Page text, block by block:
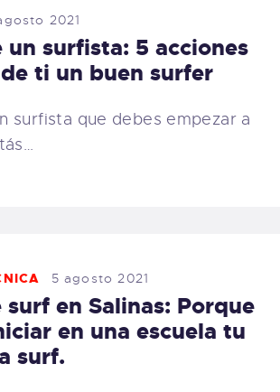
2021
un surfista: 5 acciones
ti un buen surfer
surfista que debes empezar a
5 agosto 2021
surf en Salinas: Porque
en una escuela tu
surf.